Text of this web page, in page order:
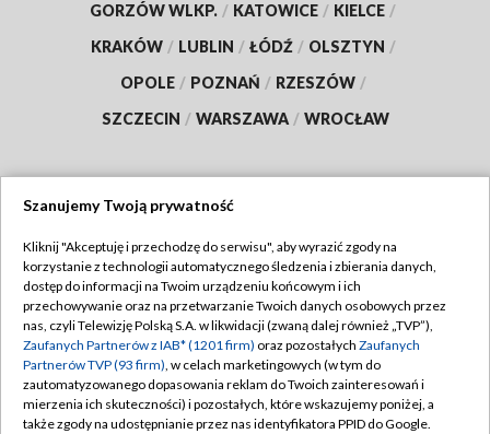
GORZÓW WLKP. / KATOWICE / KIELCE /
KRAKÓW / LUBLIN / ŁÓDŹ / OLSZTYN /
OPOLE / POZNAŃ / RZESZÓW /
SZCZECIN / WARSZAWA / WROCŁAW
TVP
Abonament TVP
Emisja w TVP
Centrum informacji TVP
Naziemna Telewizja Cyfrowa
Regulamin TVP
Polityka prywatności
Moje zgody
Pomoc
Szanujemy Twoją prywatność
Kliknij "Akceptuję i przechodzę do serwisu", aby wyrazić zgody na
korzystanie z technologii automatycznego śledzenia i zbierania danych,
dostęp do informacji na Twoim urządzeniu końcowym i ich
przechowywanie oraz na przetwarzanie Twoich danych osobowych przez
nas, czyli Telewizję Polską S.A. w likwidacji (zwaną dalej również „TVP”),
Zaufanych Partnerów z IAB* (1201 firm) oraz pozostałych Zaufanych
Partnerów TVP (93 firm), w celach marketingowych (w tym do
zautomatyzowanego dopasowania reklam do Twoich zainteresowań i
mierzenia ich skuteczności) i pozostałych, które wskazujemy poniżej, a
także zgody na udostępnianie przez nas identyfikatora PPID do Google.